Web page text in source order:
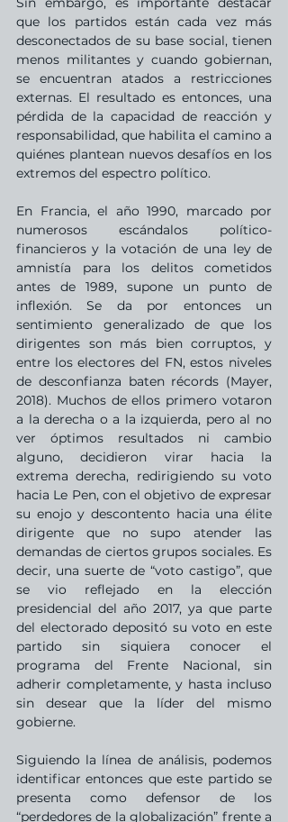
que los partidos están cada vez más
desconectados de su base social, tienen
menos militantes y cuando gobiernan,
se encuentran atados a restricciones
externas. El resultado es entonces, una
pérdida de la capacidad de reacción y
responsabilidad, que habilita el camino a
quiénes plantean nuevos desafíos en los
extremos del espectro político.
En Francia, el año 1990, marcado por
numerosos escándalos político-
financieros y la votación de una ley de
amnistía para los delitos cometidos
antes de 1989, supone un punto de
inflexión. Se da por entonces un
sentimiento generalizado de que los
dirigentes son más bien corruptos, y
entre los electores del FN, estos niveles
de desconfianza baten récords (Mayer,
2018). Muchos de ellos primero votaron
a la derecha o a la izquierda, pero al no
ver óptimos resultados ni cambio
alguno, decidieron virar hacia la
extrema derecha, redirigiendo su voto
hacia Le Pen, con el objetivo de expresar
su enojo y descontento hacia una élite
dirigente que no supo atender las
demandas de ciertos grupos sociales. Es
decir, una suerte de “voto castigo”, que
se vio reflejado en la elección
presidencial del año 2017, ya que parte
del electorado depositó su voto en este
partido sin siquiera conocer el
programa del Frente Nacional, sin
adherir completamente, y hasta incluso
sin desear que la líder del mismo
gobierne.
Siguiendo la línea de análisis, podemos
identificar entonces que este partido se
presenta como defensor de los
“perdedores de la globalización” frente a